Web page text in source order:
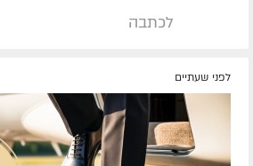
לכתבה
לפני שעתיים